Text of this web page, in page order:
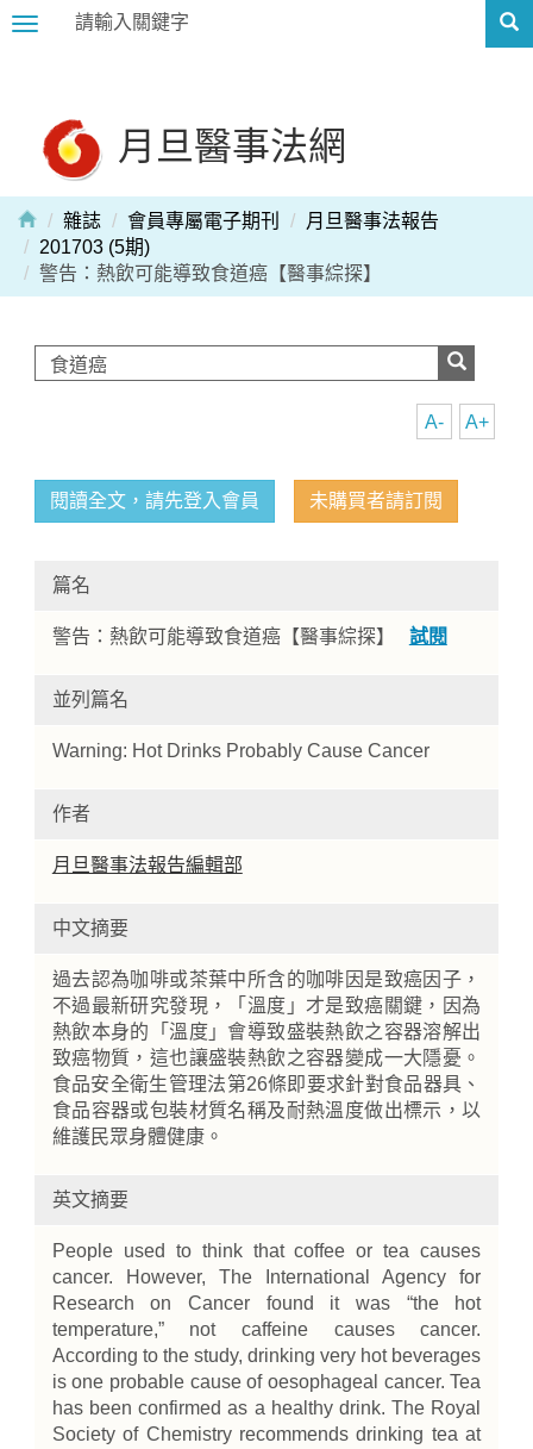
Toggle
月旦醫事法網
Home
雜誌 會員專屬電子期刊
月旦醫事法報告
201703 (5期)
警告：熱飲可能導致食道癌【醫事綜探】
A+
A-
閱讀全文，請先登入會員 未購買者請訂閱
篇名
警告：熱飲可能導致食道癌【醫事綜探】 試閱
並列篇名
Warning: Hot Drinks Probably Cause Cancer
作者
月旦醫事法報告編輯部
中文摘要
過去認為咖啡或茶葉中所含的咖啡因是致癌因子，
不過最新研究發現，「溫度」才是致癌關鍵，因為
熱飲本身的「溫度」會導致盛裝熱飲之容器溶解出
致癌物質，這也讓盛裝熱飲之容器變成一大隱憂。
食品安全衛生管理法第26條即要求針對食品器具、
食品容器或包裝材質名稱及耐熱溫度做出標示，以
維護民眾身體健康。
英文摘要
People used to think that coffee or tea causes
cancer. However, The International Agency for
Research on Cancer found it was “the hot
temperature,” not caffeine causes cancer.
According to the study, drinking very hot beverages
is one probable cause of oesophageal cancer. Tea
has been confirmed as a healthy drink. The Royal
Society of Chemistry recommends drinking tea at